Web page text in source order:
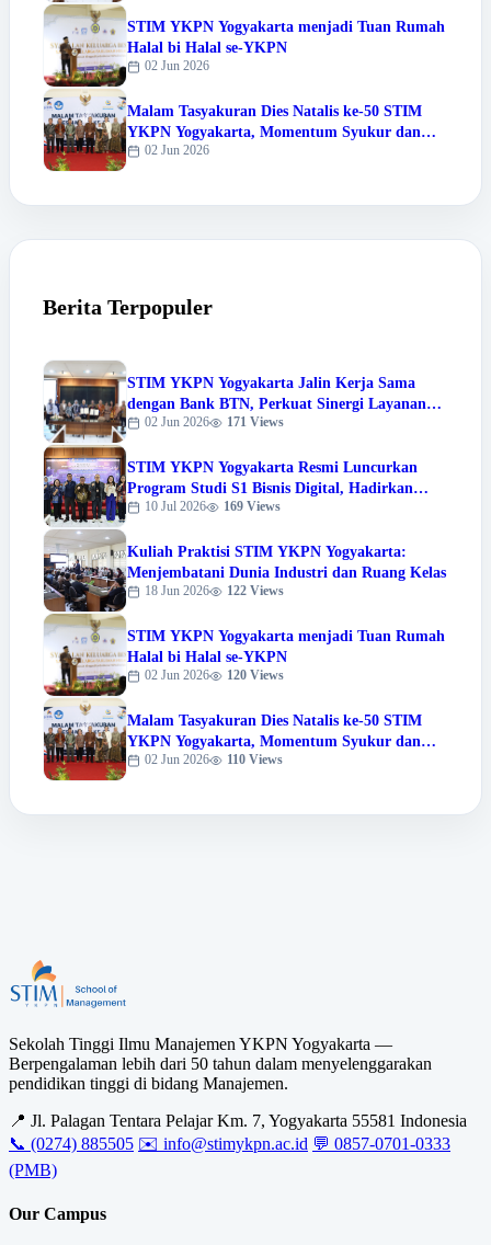
STIM YKPN Yogyakarta menjadi Tuan Rumah
Halal bi Halal se-YKPN
02 Jun 2026
Malam Tasyakuran Dies Natalis ke-50 STIM
YKPN Yogyakarta, Momentum Syukur dan
Apresiasi Prestasi Sivitas Akademika
02 Jun 2026
Berita Terpopuler
STIM YKPN Yogyakarta Jalin Kerja Sama
dengan Bank BTN, Perkuat Sinergi Layanan
dan Tri Dharma Perguruan Tinggi
02 Jun 2026 171 Views
STIM YKPN Yogyakarta Resmi Luncurkan
Program Studi S1 Bisnis Digital, Hadirkan
Warna Baru Pendidikan Berbasis Digital
10 Jul 2026 169 Views
Kuliah Praktisi STIM YKPN Yogyakarta:
Menjembatani Dunia Industri dan Ruang Kelas
18 Jun 2026 122 Views
STIM YKPN Yogyakarta menjadi Tuan Rumah
Halal bi Halal se-YKPN
02 Jun 2026 120 Views
Malam Tasyakuran Dies Natalis ke-50 STIM
YKPN Yogyakarta, Momentum Syukur dan
Apresiasi Prestasi Sivitas Akademika
02 Jun 2026 110 Views
Sekolah Tinggi Ilmu Manajemen YKPN Yogyakarta —
Berpengalaman lebih dari 50 tahun dalam menyelenggarakan
pendidikan tinggi di bidang Manajemen.
📍 Jl. Palagan Tentara Pelajar Km. 7, Yogyakarta 55581 Indonesia
📞 (0274) 885505 ✉️ info@stimykpn.ac.id 💬 0857-0701-0333
(PMB)
Our Campus